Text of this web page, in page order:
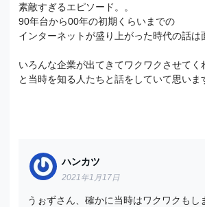
素敵すぎるエピソード。。
90年台から00年の初期くらいまでの
インターネットが盛り上がった時代の話は
いろんな企業が出てきてワクワクさせてく
と当時を知る人たちと話をしていて思いま
ハンカツ
2021年1月17日
うぉずさん、確かに当時はワクワクもし